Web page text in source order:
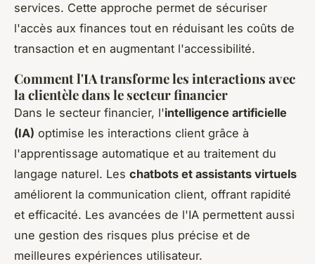
services. Cette approche permet de sécuriser
l'accès aux finances tout en réduisant les coûts de
transaction et en augmentant l'accessibilité.
Comment l'IA transforme les interactions avec
la clientèle dans le secteur financier
Dans le secteur financier, l'intelligence artificielle
(IA) optimise les interactions client grâce à
l'apprentissage automatique et au traitement du
langage naturel. Les chatbots et assistants virtuels
améliorent la communication client, offrant rapidité
et efficacité. Les avancées de l'IA permettent aussi
une gestion des risques plus précise et de
meilleures expériences utilisateur.